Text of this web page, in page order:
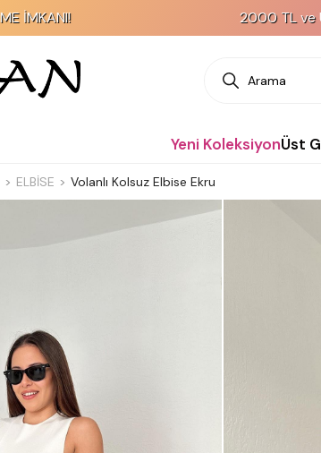
2000 TL ve Üzeri
Yeni KoleksiyonÜst
ELBİSE Volanlı Kolsuz Elbise Ekru